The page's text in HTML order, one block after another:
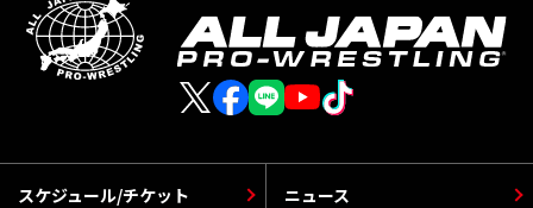
スケジュール/チケット ニュース